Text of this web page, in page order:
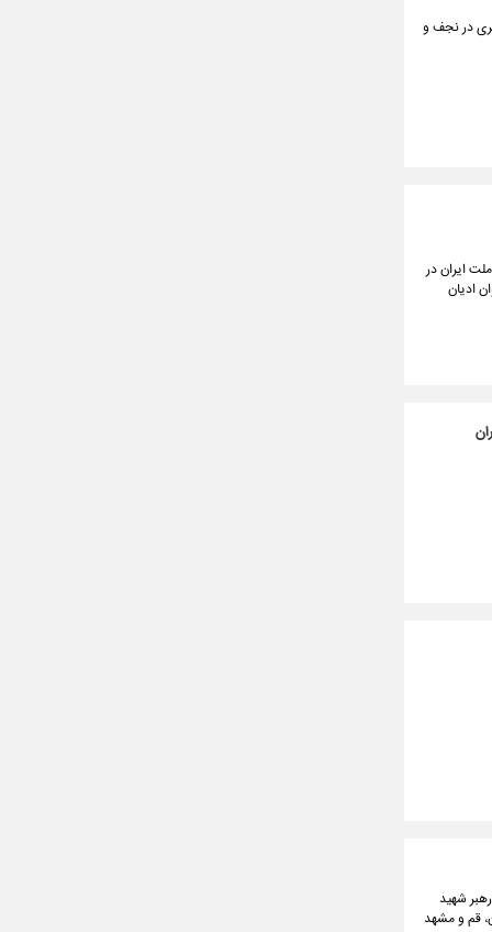
در نجف و
ایران در
ادیان
شهید
نیروی عملیاتی در تهران، قم و مشهد